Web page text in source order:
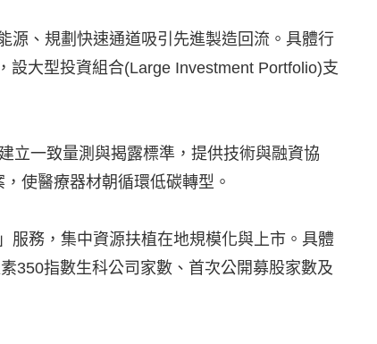
源、規劃快速通道吸引先進製造回流。具體行
設大型投資組合(Large Investment Portfolio)支
立一致量測與揭露標準，提供技術與融資協
使醫療器材朝循環低碳轉型。
服務，集中資源扶植在地規模化與上市。具體
350指數生科公司家數、首次公開募股家數及